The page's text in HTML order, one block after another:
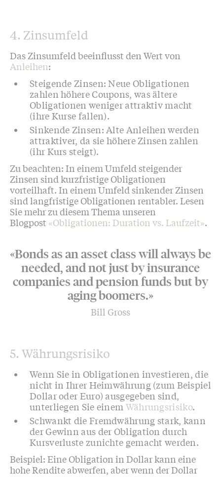
4. Zinsumfeld
Das Zinsumfeld beeinflusst den Wert von
Anleihen:
Steigende Zinsen: Neue Obligationen
zahlen höhere Coupons, was ältere
Obligationen weniger attraktiv macht
(ihre Kurse fallen).
Sinkende Zinsen: Alte Anleihen werden
attraktiver, da sie höhere Zinsen zahlen
(ihr Kurs steigt).
Zu beachten: In einem Umfeld steigender
Zinsen sind kurzfristige Obligationen
vorteilhaft. In einem Umfeld sinkender Zinsen
sind langfristige Obligationen rentabler. Lesen
Sie mehr zu diesem Thema unseren
Blogpost «Obligationen: Duration vs. Laufzeit».
«Bonds as an asset class will always be
needed, and not just by insurance
companies and pension funds but by
aging boomers.»
Bill Gross
5. Währungsrisiko
Wenn Sie in Obligationen investieren, die
nicht in Ihrer Heimwährung (zum Beispiel
Dollar oder Euro) ausgegeben sind,
unterliegen Sie einem Währungsrisiko.
Schwankt die Fremdwährung stark, kann
der Gewinn aus der Obligation durch
Kursverluste zunichte gemacht werden.
Beispiel: Eine Obligation in Dollar kann eine
hohe Rendite abwerfen, aber wenn der Dollar